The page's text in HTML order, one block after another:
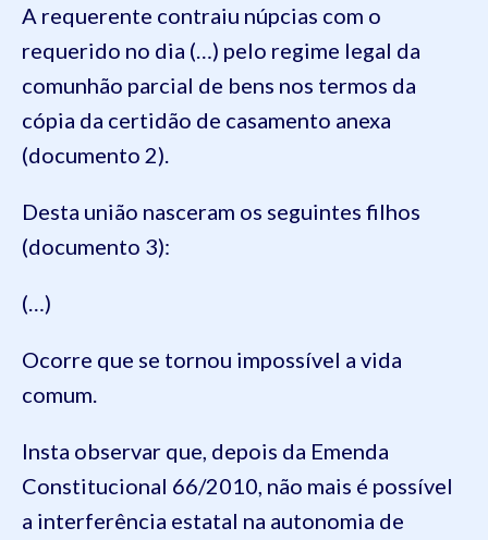
A requerente contraiu núpcias com o
requerido no dia (…) pelo regime legal da
comunhão parcial de bens nos termos da
cópia da certidão de casamento anexa
(documento 2).
Desta união nasceram os seguintes filhos
(documento 3):
(…)
Ocorre que se tornou impossível a vida
comum.
Insta observar que, depois da Emenda
Constitucional 66/2010, não mais é possível
a interferência estatal na autonomia de